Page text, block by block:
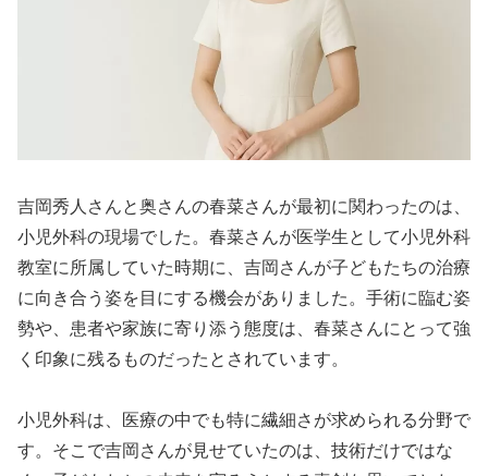
吉岡秀人さんと奥さんの春菜さんが最初に関わったのは、
小児外科の現場でした。春菜さんが医学生として小児外科
教室に所属していた時期に、吉岡さんが子どもたちの治療
に向き合う姿を目にする機会がありました。手術に臨む姿
勢や、患者や家族に寄り添う態度は、春菜さんにとって強
く印象に残るものだったとされています。
小児外科は、医療の中でも特に繊細さが求められる分野で
す。そこで吉岡さんが見せていたのは、技術だけではな